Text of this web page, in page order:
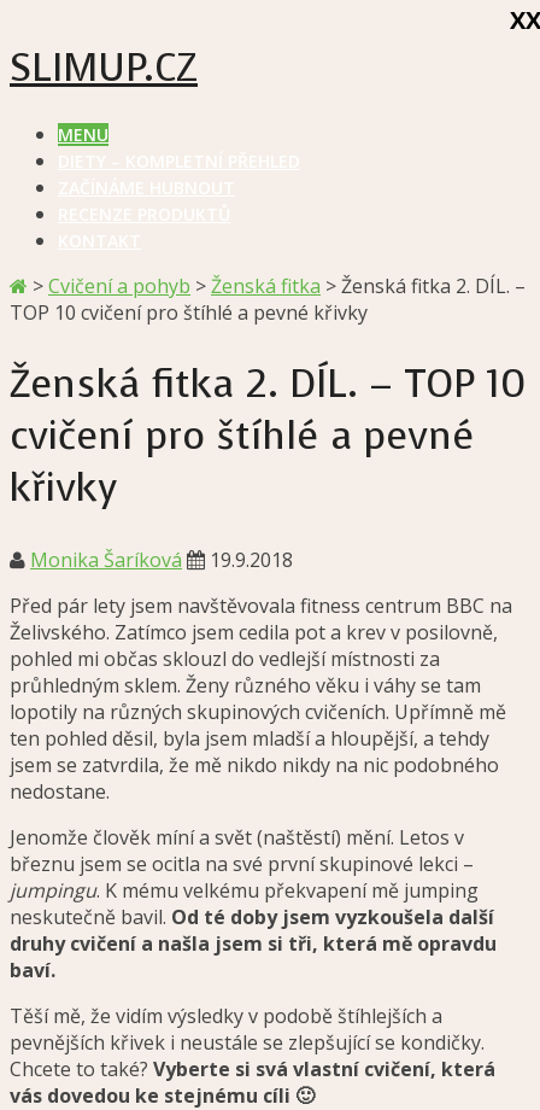
SLIMUP.CZ
MENU
>Cvičení a pohyb >Ženská fitka >Ženská fitka 2. DÍL. –
TOP 10 cvičení pro štíhlé a pevné křivky
Ženská fitka 2. DÍL. – TOP 10
cvičení pro štíhlé a pevné
křivky
Monika Šaríková
19.9.2018
Před pár lety jsem navštěvovala fitness centrum BBC na
Želivského. Zatímco jsem cedila pot a krev v posilovně,
pohled mi občas sklouzl do vedlejší místnosti za
průhledným sklem. Ženy různého věku i váhy se tam
lopotily na různých skupinových cvičeních. Upřímně mě
ten pohled děsil, byla jsem mladší a hloupější, a tehdy
jsem se zatvrdila, že mě nikdo nikdy na nic podobného
nedostane.
Jenomže člověk míní a svět (naštěstí) mění. Letos v
březnu jsem se ocitla na své první skupinové lekci –
jumpingu. K mému velkému překvapení mě jumping
neskutečně bavil. Od té doby jsem vyzkoušela další
druhy cvičení a našla jsem si tři, která mě opravdu
baví.
Těší mě, že vidím výsledky v podobě štíhlejších a
pevnějších křivek i neustále se zlepšující se kondičky.
Chcete to také? Vyberte si svá vlastní cvičení, která
vás dovedou ke stejnému cíli 🙂
XX